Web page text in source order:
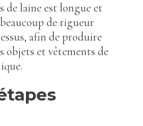
de laine est longue et
de rigueur
afin de produire
objets et vêtements de